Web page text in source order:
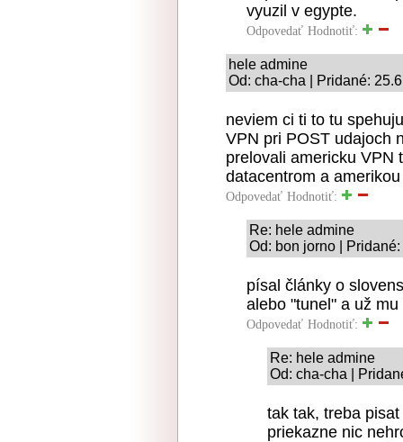
vyuzil v egypte.
Odpovedať Hodnotiť:
hele admine
Od: cha-cha | Pridané:
neviem ci ti to tu
VPN pri POST udajoch
prelovali americku VPN
datacentrom a
Odpovedať Hodnotiť:
Re: hele admine
Od: bon jorno |
písal články o
alebo "tunel" a už
Odpovedať Hodnotiť:
Re: hele admine
Od: cha-cha |
tak tak, treba
priekazne nic